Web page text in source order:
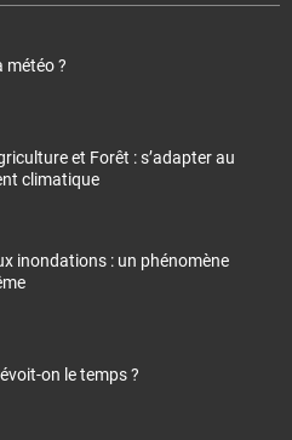
météo ?
et Forêt : s’adapter au
climatique
inondations : un phénomène
on le temps ?